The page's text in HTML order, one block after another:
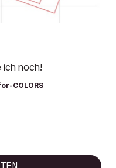
ich noch!
COLORS